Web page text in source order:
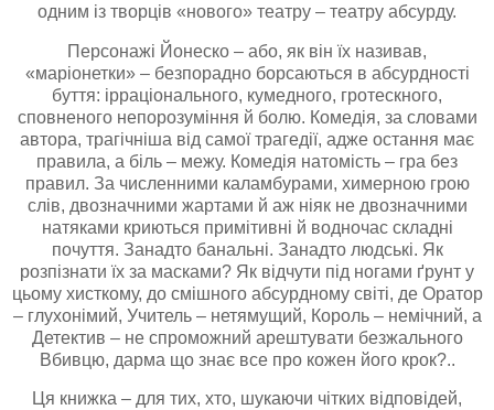
одним із творців «нового» театру – театру абсурду.
Персонажі Йонеско – або, як він їх називав,
«маріонетки» – безпорадно борсаються в абсурдності
буття: ірраціонального, кумедного, гротескного,
сповненого непорозуміння й болю. Комедія, за словами
автора, трагічніша від самої трагедії, адже остання має
правила, а біль – межу. Комедія натомість – гра без
правил. За численними каламбурами, химерною грою
слів, двозначними жартами й аж ніяк не двозначними
натяками криються примітивні й водночас складні
почуття. Занадто банальні. Занадто людські. Як
розпізнати їх за масками? Як відчути під ногами ґрунт у
цьому хисткому, до смішного абсурдному світі, де Оратор
– глухонімий, Учитель – нетямущий, Король – немічний, а
Детектив – не спроможний арештувати безжального
Вбивцю, дарма що знає все про кожен його крок?..
Ця книжка – для тих, хто, шукаючи чітких відповідей,